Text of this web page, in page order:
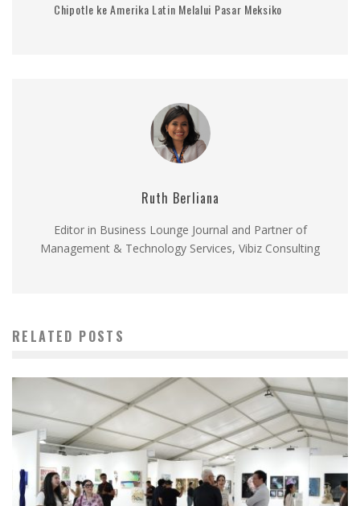
Chipotle ke Amerika Latin Melalui Pasar Meksiko
Ruth Berliana
Editor in Business Lounge Journal and Partner of
Management & Technology Services, Vibiz Consulting
RELATED POSTS